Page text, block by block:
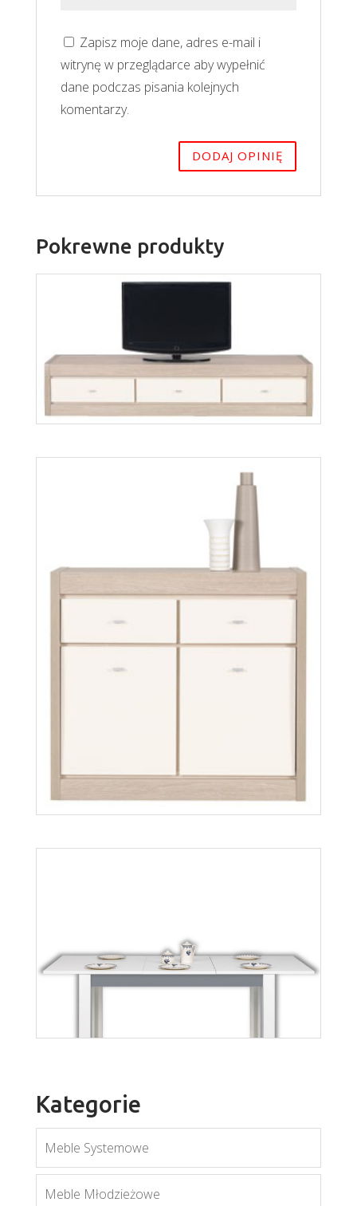
Zapisz moje dane, adres e-mail i
witrynę w przeglądarce aby wypełnić
dane podczas pisania kolejnych
komentarzy.
Pokrewne produkty
Axel AX1
Axel AX4
Kategorie
Meble Systemowe
Meble Młodzieżowe